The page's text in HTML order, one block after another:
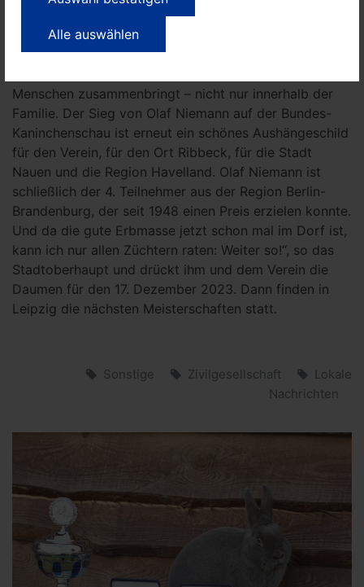
Alle auswählen
Bürgermeister Meger indes freut sich für den Gewinner
aus dem Kleintierzuchtverein D 292 Ribbeck. „Die
Menschen zusammenbringt – nicht nur innerhalb der
Familie. Der Sieg von Olaf Niemann auf der Bundes-
Kaninchenschau ist erneut ein schönes Aushängeschild
für den Verein, für den Ort Ribbeck, für die Stadt
Nauen und die Region Havelland. Olaf Niemann ist
schließlich der 4. Teilnehmer aus der Region Berlin-
Brandenburg, der seit 1948 einen Preis erzielen konnte.
Und da die gute Erbmasse jetzt schon mal im Dorf ist,
kann ich nur allen Züchtern raten: Weiter so!“, so das
Stadtoberhaupt und drückt ihm und dem Verein die
Daumen für den 17. Dezember 2023. Dann finden in
Leipzig die nächsten Meisterschaften statt.
Sonstige Zivilgesellschaft
Lokale
Nachrichten